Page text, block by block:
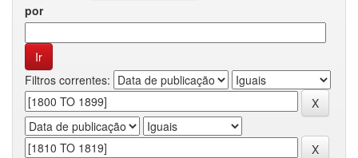
por
Filtros correntes: